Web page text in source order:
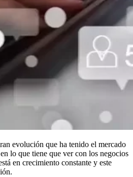
evolución que ha tenido el mercado
lo que tiene que ver con los negocios
en crecimiento constante y este